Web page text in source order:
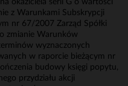
okaziciela serii G o wartości
z Warunkami Subskrypcji
nr 67/2007 Zarząd Spółki
zmianie Warunków
wyznaczonych
w raporcie bieżącym nr
budowy księgi popytu,
przydziału akcji